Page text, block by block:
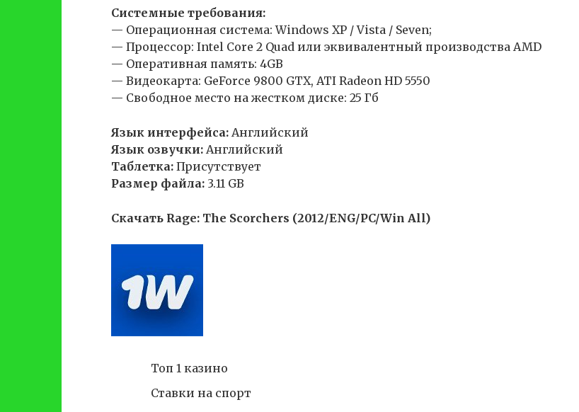
Системные требования:
— Операционная система: Windows XP / Vista / Seven;
— Процессор: Intel Core 2 Quad или эквивалентный производства AMD
— Оперативная память: 4GB
— Видеокарта: GeForce 9800 GTX, ATI Radeon HD 5550
— Свободное место на жестком диске: 25 Гб
Язык интерфейса: Английский
Язык озвучки: Английский
Таблетка: Присутствует
Размер файла: 3.11 GB
Скачать Rage: The Scorchers (2012/ENG/PC/Win All)
Топ 1 казино
Ставки на спорт